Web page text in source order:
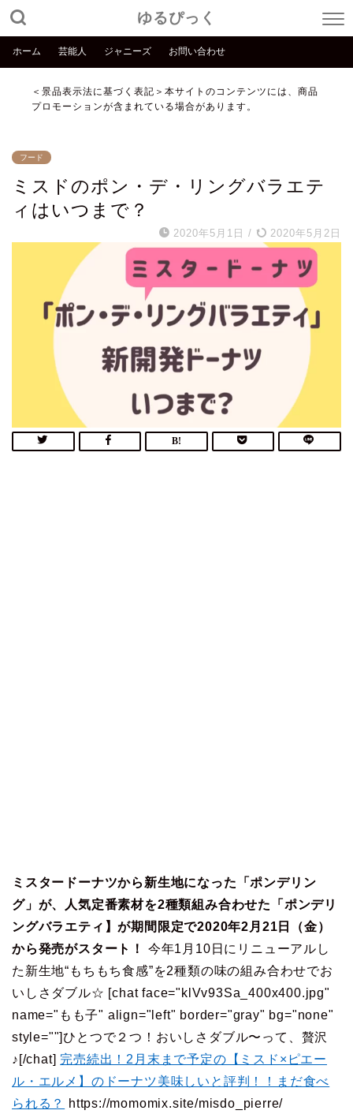
ゆるぴっく
ホーム 芸能人 ジャニーズ お問い合わせ
＜景品表示法に基づく表記＞本サイトのコンテンツには、商品
プロモーションが含まれている場合があります。
フード
ミスドのポン・デ・リングバラエテ
ィはいつまで？
2020年5月1日 / 2020年5月2日
ミスタードーナツから新生地になった「ポンデリン
グ」が、人気定番素材を2種類組み合わせた「ポンデリ
ングバラエティ】が期間限定で2020年2月21日（金）
から発売がスタート！
今年1月10日にリニューアルし
た新生地“もちもち食感”を2種類の味の組み合わせでお
いしさダブル☆ [chat face="klVv93Sa_400x400.jpg"
name="もも子" align="left" border="gray" bg="none"
style=""]ひとつで２つ！おいしさダブル〜って、贅沢
♪[/chat] 完売続出！2月末まで予定の【ミスド×ピエー
ル・エルメ】のドーナツ美味しいと評判！！まだ食べ
られる？
https://momomix.site/misdo_pierre/